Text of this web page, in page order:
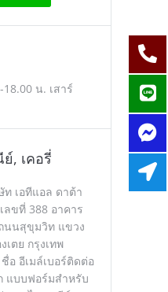
น. เสาร์
, เคอรี่
เอทีแอล ดาต้า
ลขที่ 388 อาคาร
นนสุขุมวิท แขวง
เตย กรุงเทพ
อ อีเมล์เบอร์ติดต่อ
แบบฟอร์มสำหรับ